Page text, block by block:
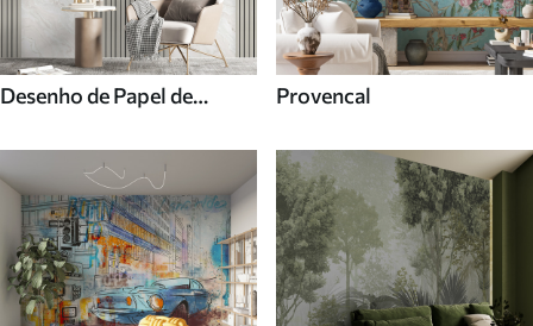
Desenho de Papel de
Provencal